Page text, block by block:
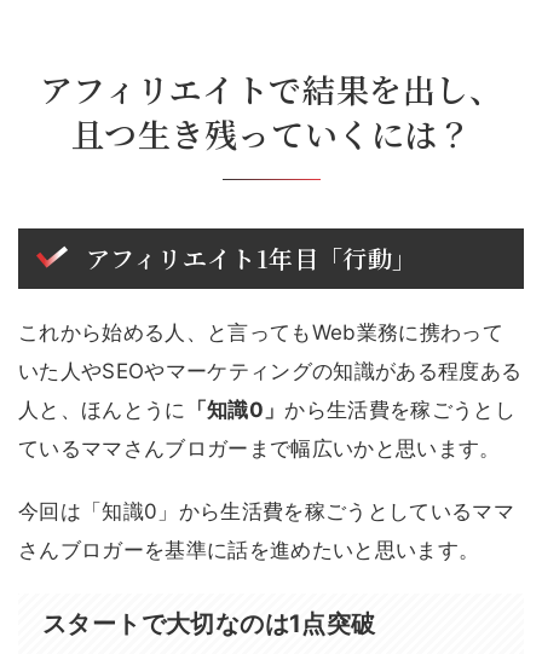
アフィリエイトで結果を出し、
且つ生き残っていくには？
アフィリエイト1年目「行動」
これから始める人、と言ってもWeb業務に携わって
いた人やSEOやマーケティングの知識がある程度ある
人と、ほんとうに
「知識0」 から生活費を稼ごうとし
ているママさんブロガーまで幅広いかと思います。
今回は「知識0」から生活費を稼ごうとしているママ
さんブロガーを基準に話を進めたいと思います。
スタートで大切なのは1点突破